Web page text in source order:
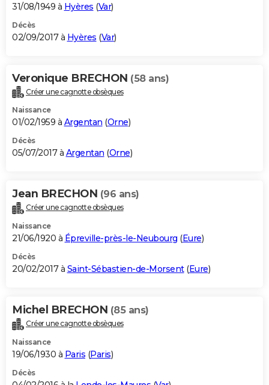
31/08/1949 à Hyères (Var)
Décès
02/09/2017 à Hyères (Var)
Veronique BRECHON (58 ans)
Créer une cagnotte obsèques
Naissance
01/02/1959 à Argentan (Orne)
Décès
05/07/2017 à Argentan (Orne)
Jean BRECHON (96 ans)
Créer une cagnotte obsèques
Naissance
21/06/1920 à Épreville-près-le-Neubourg (Eure)
Décès
20/02/2017 à Saint-Sébastien-de-Morsent(Eure)
Michel BRECHON (85 ans)
Créer une cagnotte obsèques
Naissance
19/06/1930 à Paris (Paris)
Décès